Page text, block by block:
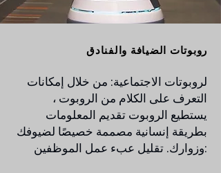
روبوتات الضيافة والفنادق
لروبوتات الاجتماعية: من خلال إمكانات
التعرف على الكلام من الروبوت ،
يستطيع الروبوت تقديم المعلومات
بطريقة إنسانية مصممة خصيصًا لضيوفك
وزوارك. تقليل عبء عمل الموظفين: